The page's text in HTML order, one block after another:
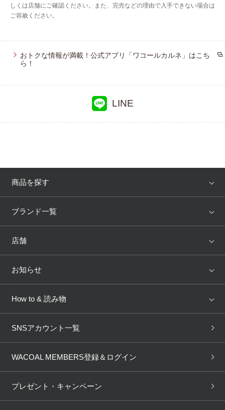
しくは店舗にご確認ください。また、完売などの理由で入手できない場合は
ご容赦ください。
おトクな情報が満載！公式アプリ「ワコールカルネ」はこち
ら！
LINE
商品を探す
アイテム
トピックス
ブランド一覧
WACOAL
AMPHI une nana cool
OUR WACOAL
WACOAL Remamma Mens Innerwear
Licensed Brands
店舗
店舗を探す
ブラ無料診断
3Dボディスキャン
お知らせ
新着情報
商品回収
ニュース＆トピックス
How to & 読み物
下着の基礎知識
ブラパン ワコールスタイル
SNSアカウント一覧
WACOAL MEMBERS登録＆ログイン
プレゼント・キャンペーン